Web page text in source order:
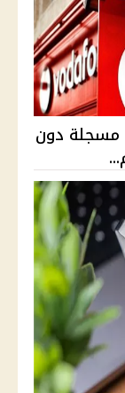
مسجلة دون